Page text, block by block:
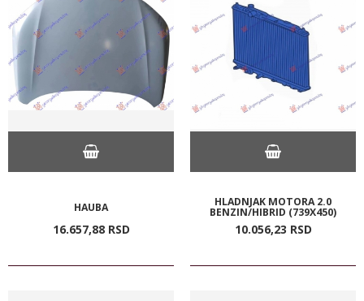
HAUBA
16.657,88 RSD
HLADNJAK MOTORA 2.0
BENZIN/HIBRID (739X450)
10.056,23 RSD